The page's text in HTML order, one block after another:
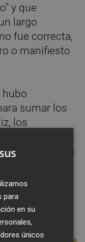
y que
largo
fue correcta,
o manifiesto
hubo
sumar los
los
2-0,
al parón en
para
en su
únicos